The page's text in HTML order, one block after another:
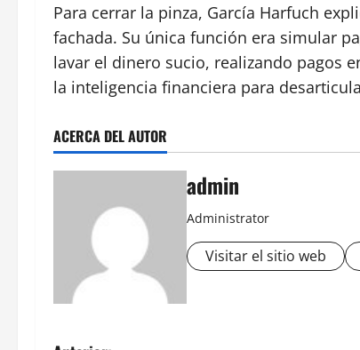
Para cerrar la pinza, García Harfuch
fachada. Su única función era simular
lavar el dinero sucio, realizando pagos
la inteligencia financiera para
ACERCA DEL AUTOR
admin
Administrator
Visitar el sitio web